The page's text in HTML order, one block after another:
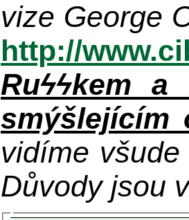
vize George
http://
Ruϟϟkem
smýšlejícím
vidíme
Důvody jsou